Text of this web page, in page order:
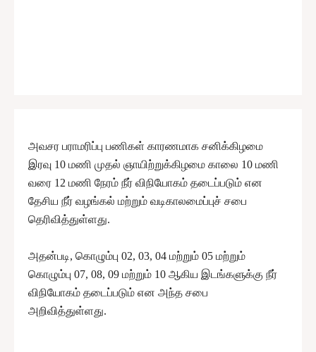
அவசர பராமரிப்பு பணிகள் காரணமாக சனிக்கிழமை
இரவு 10 மணி முதல் ஞாயிற்றுக்கிழமை காலை 10 மணி
வரை 12 மணி நேரம் நீர் விநியோகம் தடைப்படும் என
தேசிய நீர் வழங்கல் மற்றும் வடிகாலமைப்புச் சபை
தெரிவித்துள்ளது.
அதன்படி, கொழும்பு 02, 03, 04 மற்றும் 05 மற்றும்
கொழும்பு 07, 08, 09 மற்றும் 10 ஆகிய இடங்களுக்கு நீர்
விநியோகம் தடைப்படும் என அந்த சபை
அறிவித்துள்ளது.